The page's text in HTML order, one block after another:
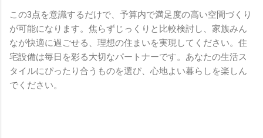
この3点を意識するだけで、予算内で満足度の高い空間づくり
が可能になります。焦らずじっくりと比較検討し、家族みん
なが快適に過ごせる、理想の住まいを実現してください。住
宅設備は毎日を彩る大切なパートナーです。あなたの生活ス
タイルにぴったり合うものを選び、心地よい暮らしを楽しん
でください。